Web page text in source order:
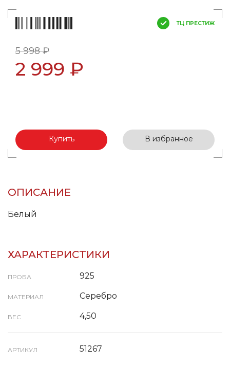
ТЦ ПРЕСТИЖ
5 998 ₽
2 999 ₽
Купить В избранное
ОПИСАНИЕ
Белый
ХАРАКТЕРИСТИКИ
ПРОБА 925
МАТЕРИАЛ Серебро
ВЕС 4,50
АРТИКУЛ 51267